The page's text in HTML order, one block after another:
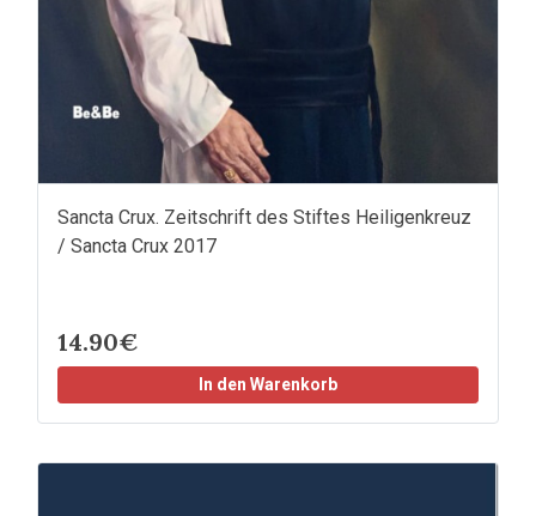
Sancta Crux. Zeitschrift des Stiftes Heiligenkreuz
/ Sancta Crux 2017
14.90€
In den Warenkorb